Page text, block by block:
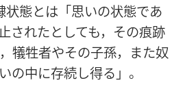
態とは「思いの状態であ
されたとしても，その痕跡
犠牲者やその子孫，また奴
の中に存続し得る」。